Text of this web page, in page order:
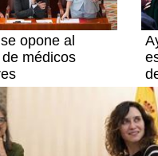
opone al
de médicos